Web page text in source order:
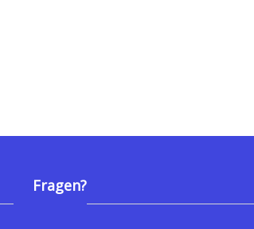
Fragen?